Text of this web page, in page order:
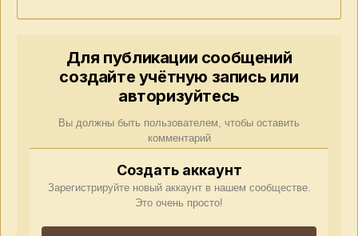
Для публикации сообщений
создайте учётную запись или
авторизуйтесь
Вы должны быть пользователем, чтобы оставить
комментарий
Создать аккаунт
Зарегистрируйте новый аккаунт в нашем сообществе.
Это очень просто!